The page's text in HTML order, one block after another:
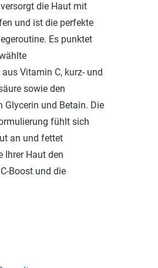
die Haut mit
und ist die perfekte
Es punktet
Vitamin C, kurz- und
sowie den
Glycerin und Betain. Die
fühlt sich
an und fettet
Ihrer Haut den
Boost und die